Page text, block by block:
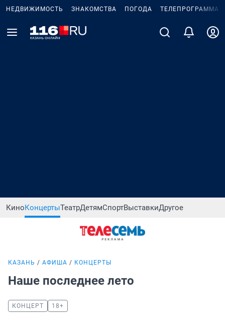
НЕДВИЖИМОСТЬ ЗНАКОМСТВА ПОГОДА ТЕЛЕПРОГРАММА
КиноКонцертыТеатрДетямСпортВыставкиДругое
КАЗАНЬ АФИША КОНЦЕРТЫ
Наше последнее лето
КОНЦЕРТ 18+